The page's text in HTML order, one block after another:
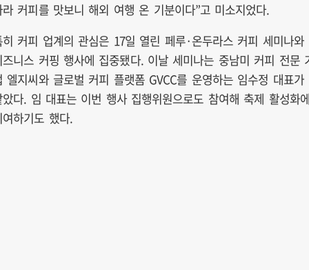
라 커피를 맛보니 해외 여행 온 기분이다”고 미소지었다.
히 커피 업계의 관심은 17일 열린 페루·온두라스 커피 세미나와
즈니스 커핑 행사에 집중됐다. 이날 세미나는 중남미 커피 전문
엘지씨와 글로벌 커피 플랫폼 GVCC를 운영하는 임수정 대표가
았다. 임 대표는 이번 행사 집행위원으로도 참여해 축제 활성화에
하기도 했다.